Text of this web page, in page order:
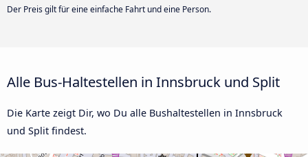
Der Preis gilt für eine einfache Fahrt und eine Person.
Alle Bus-Haltestellen in Innsbruck und Split
Die Karte zeigt Dir, wo Du alle Bushaltestellen in Innsbruck
und Split findest.